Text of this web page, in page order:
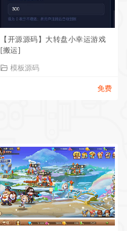
【开源源码】大转盘小幸运游戏
[搬运]
模板源码
免费